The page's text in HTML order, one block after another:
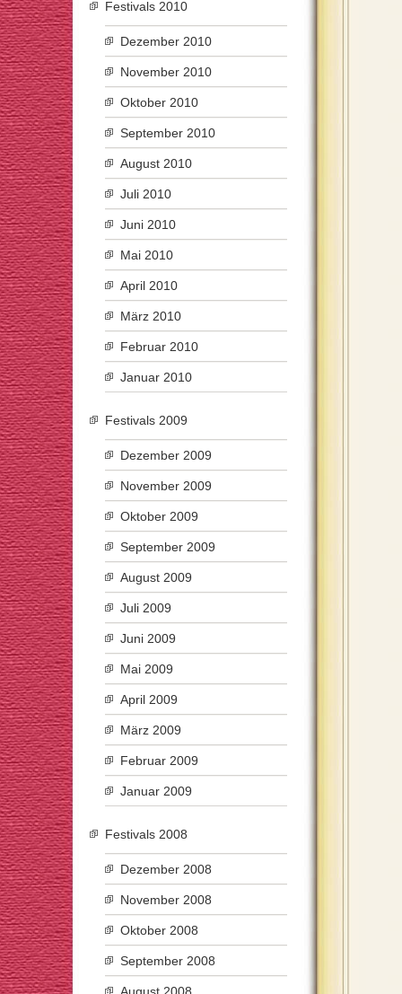
Festivals 2010
Dezember 2010
November 2010
Oktober 2010
September 2010
August 2010
Juli 2010
Juni 2010
Mai 2010
April 2010
März 2010
Februar 2010
Januar 2010
Festivals 2009
Dezember 2009
November 2009
Oktober 2009
September 2009
August 2009
Juli 2009
Juni 2009
Mai 2009
April 2009
März 2009
Februar 2009
Januar 2009
Festivals 2008
Dezember 2008
November 2008
Oktober 2008
September 2008